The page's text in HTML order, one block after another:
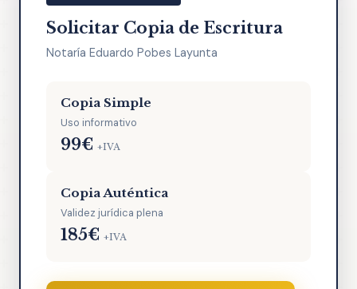
Solicitar Copia de Escritura
Notaría Eduardo Pobes Layunta
Copia Simple
Uso informativo
99€ +IVA
Copia Auténtica
Validez jurídica plena
185€ +IVA